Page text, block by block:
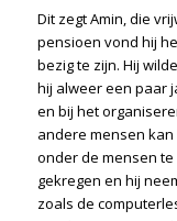
Dit zegt Amin, die
pensioen vond hij
bezig te zijn. Hij
hij alweer een paar
en bij het
andere mensen
onder de mensen
gekregen en hij
zoals de